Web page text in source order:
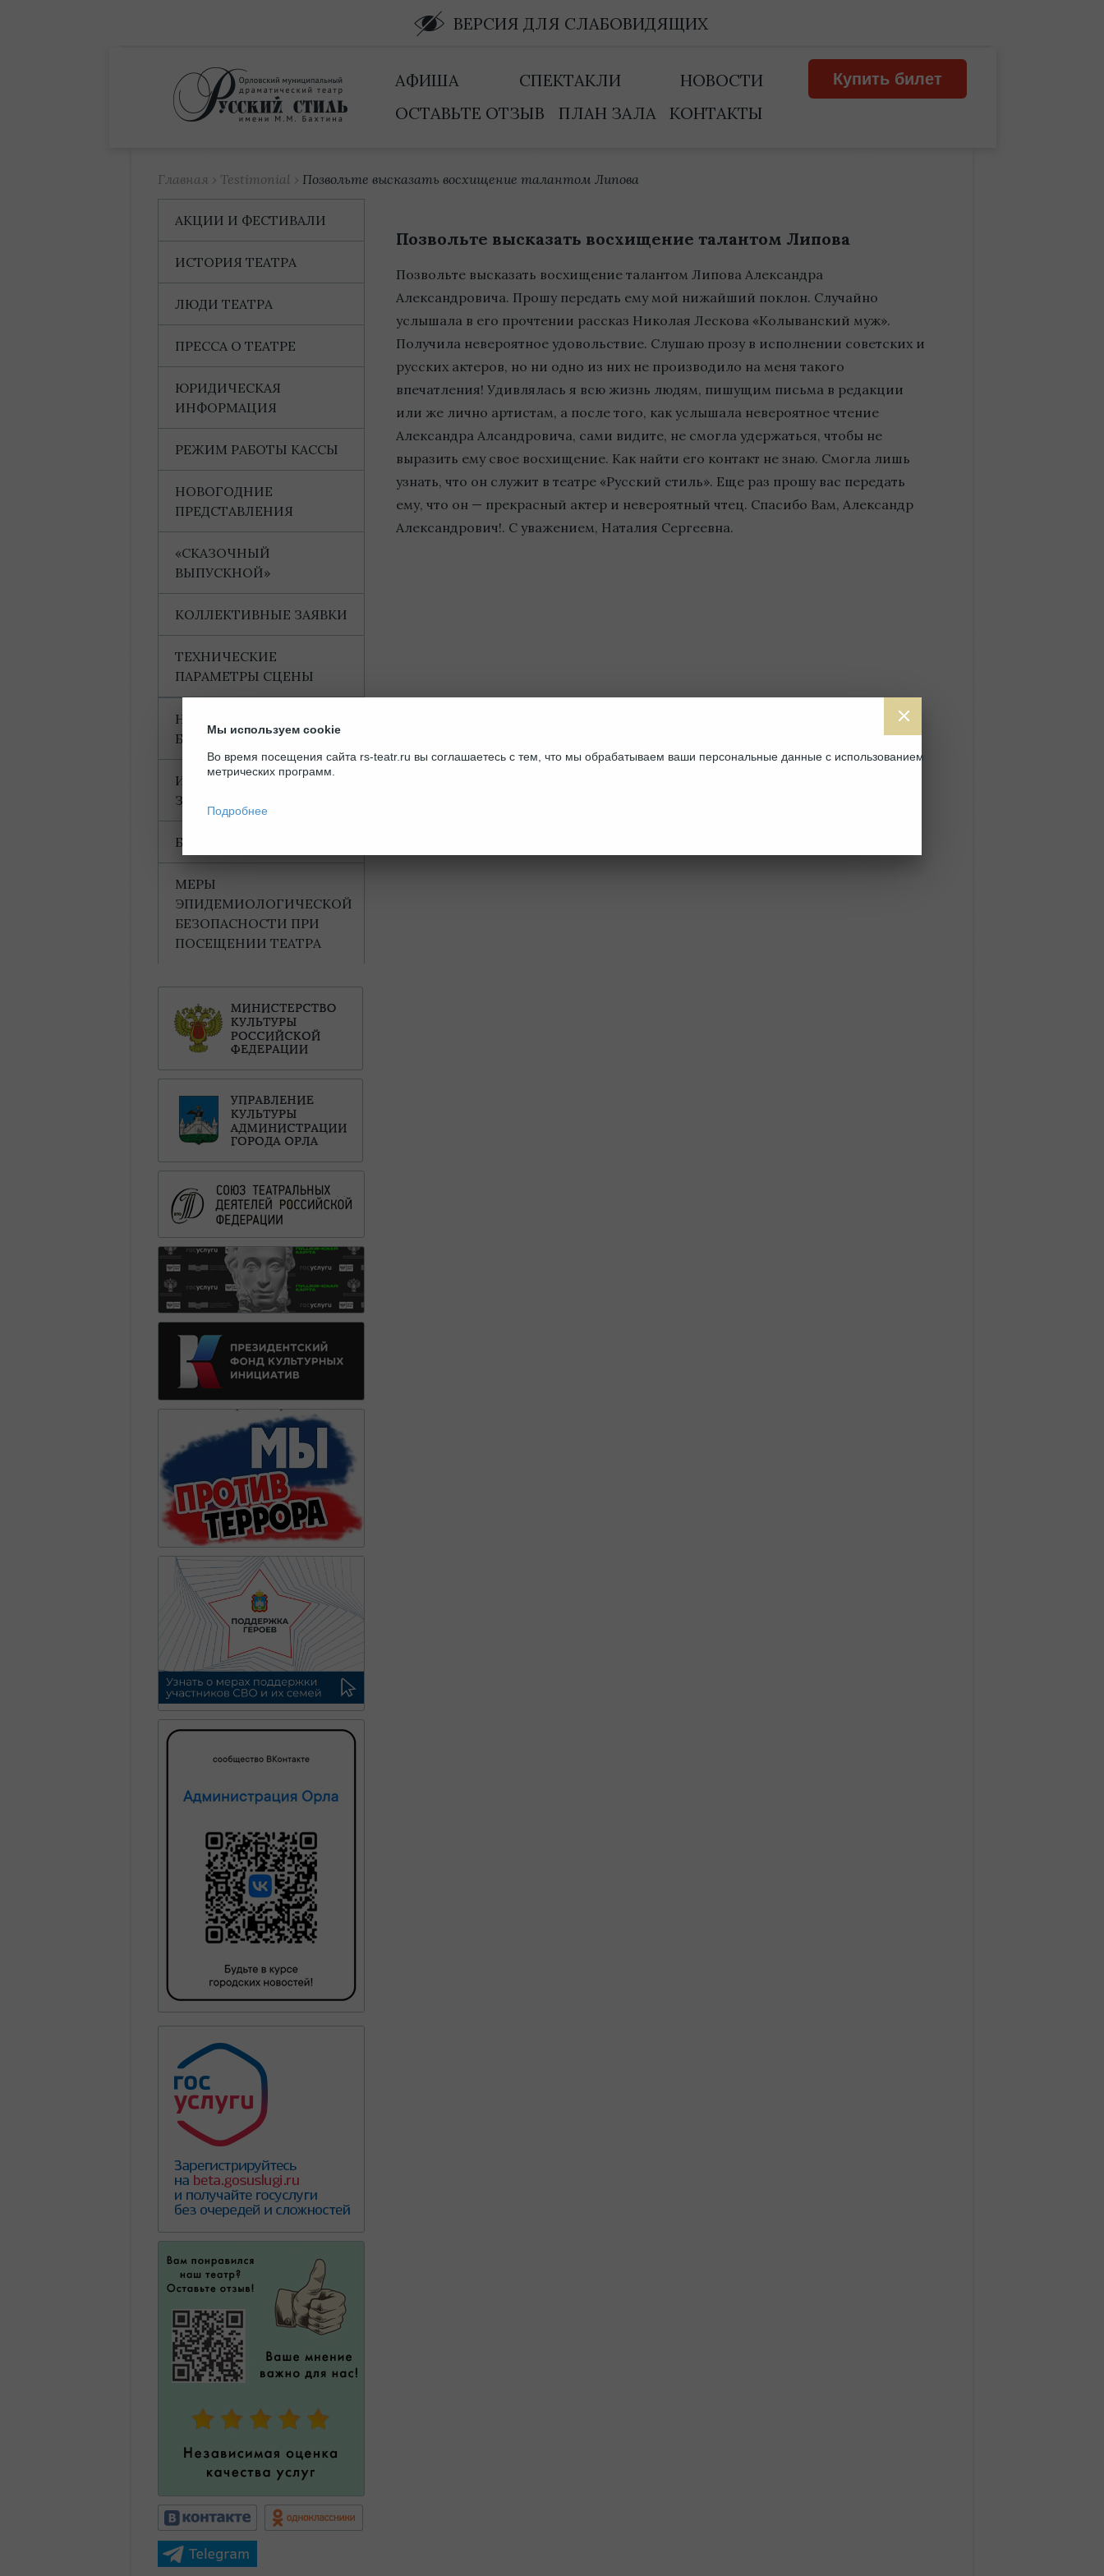
ВЕРСИЯ ДЛЯ СЛАБОВИДЯЩИХ
Купить билет
АФИША СПЕКТАКЛИ
НОВОСТИ
ОСТАВЬТЕ ОТЗЫВ
ПЛАН ЗАЛА КОНТАКТЫ
Главная › Testimonial › Позвольте высказать восхищение талантом Липова
Позвольте высказать восхищение талантом Липова
Позвольте высказать восхищение талантом Липова Александра
Александровича. Прошу передать ему мой нижайший поклон. Случайно
услышала в его прочтении рассказ Николая Лескова «Колыванский муж».
Получила невероятное удовольствие. Слушаю прозу в исполнении советских и
русских актеров, но ни одно из них не производило на меня такого
впечатления! Удивлялась я всю жизнь людям, пишущим письма в редакции
или же лично артистам, а после того, как услышала невероятное чтение
Александра Алсандровича, сами видите, не смогла удержаться, чтобы не
выразить ему свое восхищение. Как найти его контакт не знаю. Смогла лишь
узнать, что он служит в театре «Русский стиль». Еще раз прошу вас передать
ему, что он — прекрасный актер и невероятный чтец. Спасибо Вам, Александр
Александрович!. С уважением, Наталия Сергеевна.
АКЦИИ И ФЕСТИВАЛИ
ИСТОРИЯ ТЕАТРА
ЛЮДИ ТЕАТРА
ПРЕССА О ТЕАТРЕ
ЮРИДИЧЕСКАЯ
ИНФОРМАЦИЯ
РЕЖИМ РАБОТЫ КАССЫ
НОВОГОДНИЕ
ПРЕДСТАВЛЕНИЯ
«СКАЗОЧНЫЙ
ВЫПУСКНОЙ»
КОЛЛЕКТИВНЫЕ ЗАЯВКИ
ТЕХНИЧЕСКИЕ
ПАРАМЕТРЫ СЦЕНЫ
НАГРАДЫ И
БЛАГОДАРНОСТИ
ИНФОРМАЦИЯ ДЛЯ
ЗРИТЕЛЕЙ
БАХТИНСКИЙ ДОМ
МЕРЫ
ЭПИДЕМИОЛОГИЧЕСКОЙ
БЕЗОПАСНОСТИ ПРИ
ПОСЕЩЕНИИ ТЕАТРА
Мы используем cookie
Во время посещения сайта rs-teatr.ru вы соглашаетесь с тем, что мы обрабатываем ваши персональные данные с использованием
метрических программ.
Подробнее